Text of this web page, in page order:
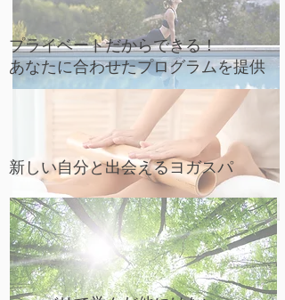
プライベートだからできる！
​あなたに合わせたプログラムを提供
​新しい自分と出会えるヨガスパ